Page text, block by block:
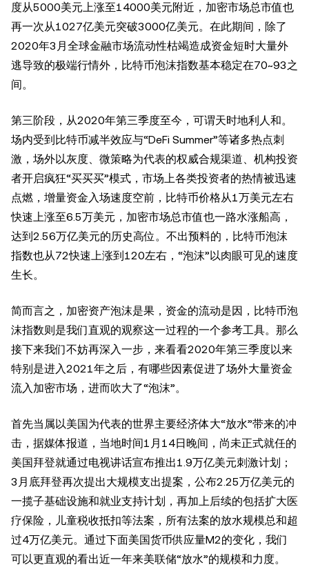
度从5000美元上涨至14000美元附近，加密市场总市值也
再一次从1027亿美元突破3000亿美元。在此期间，除了
2020年3月全球金融市场流动性枯竭造成资金短时大量外
逃导致的极端行情外，比特币泡沫指数基本稳定在70~93之
间。
第三阶段，从2020年第三季度至今，可谓天时地利人和。
场内受到比特币减半效应与“DeFi Summer”等诸多热点刺
激，场外以灰度、微策略为代表的权威合规渠道、机构投资
者开启疯狂“买买买”模式，市场上各类投资者的热情被迅速
点燃，增量资金入场速度空前，比特币价格从1万美元左右
快速上涨至6.5万美元，加密市场总市值也一路水涨船高，
达到2.56万亿美元的历史高位。不出预料的，比特币泡沫
指数也从72快速上涨到120左右，“泡沫”以肉眼可见的速度
生长。
简而言之，加密资产泡沫是果，资金的流动是因，比特币泡
沫指数则是我们直观的观察这一过程的一个参考工具。那么
接下来我们不妨再深入一步，来看看2020年第三季度以来
特别是进入2021年之后，有哪些因素促进了场外大量资金
流入加密市场，进而吹大了“泡沫”。
首先当属以美国为代表的世界主要经济体大“放水”带来的冲
击，据媒体报道，当地时间1月14日晚间，尚未正式就任的
美国拜登就通过电视讲话宣布推出1.9万亿美元刺激计划；
3月底拜登再次提出大规模支出提案，公布2.25万亿美元的
一揽子基础设施和就业支持计划，再加上后续的包括扩大医
疗保险，儿童税收抵扣等法案，所有法案的放水规模总和超
过4万亿美元。通过下面美国货币供应量M2的变化，我们
可以更直观的看出近一年来美联储“放水”的规模和力度。